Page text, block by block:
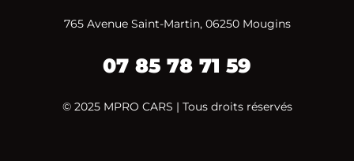
765 Avenue Saint-Martin, 06250 Mougins
07 85 78 71 59‬
© 2025 MPRO CARS | Tous droits réservés